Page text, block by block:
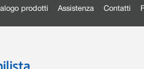
prodotti Assistenza Contatti